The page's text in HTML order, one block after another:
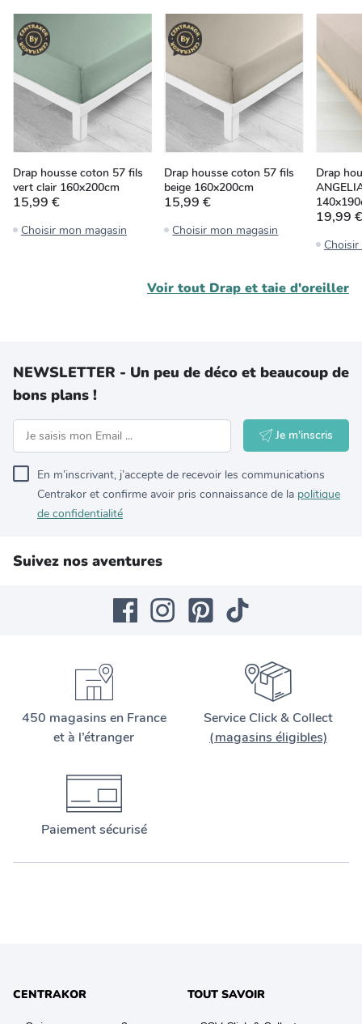
Drap housse coton 57 fils
vert clair 160x200cm
15,99 €
Choisir mon magasin
Drap housse coton 57 fils
beige 160x200cm
15,99 €
Choisir mon magasin
Drap
19,99 €
Voir tout Drap et taie d'oreiller
NEWSLETTER - Un peu de déco et beaucoup de
bons plans !
Je m'inscris
En m’inscrivant, j’accepte de recevoir les communications
Centrakor et confirme avoir pris connaissance de la politique
de confidentialité
Suivez nos aventures
450 magasins en France
et à l’étranger
Service Click & Collect
(magasins éligibles)
Paiement sécurisé
CENTRAKOR TOUT SAVOIR